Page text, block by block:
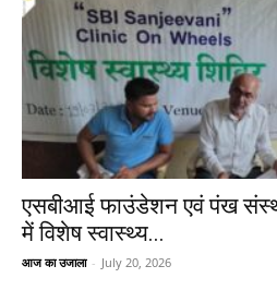
एसबीआई फाउंडेशन एवं पंख
में विशेष स्वास्थ्य...
आज का उजाला - July 20, 2026